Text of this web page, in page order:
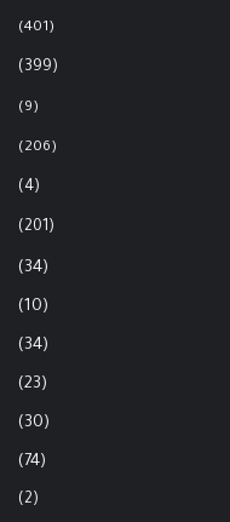
(401)
(399)
(9)
(206)
(4)
(201)
(34)
(10)
(34)
(23)
(30)
(74)
(2)